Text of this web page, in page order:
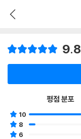
9.8
평점 분포
10
8
6